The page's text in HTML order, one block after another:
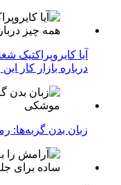
آیا
درباره بازار کار
زبان بدن گربه‌ها: